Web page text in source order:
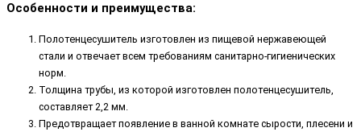
Особенности и преимущества:
Полотенцесушитель изготовлен из пищевой нержавеющей
стали и отвечает всем требованиям санитарно-гигиенических
норм.
Толщина трубы, из которой изготовлен полотенцесушитель,
составляет 2,2 мм.
Предотвращает появление в ванной комнате сырости, плесени и